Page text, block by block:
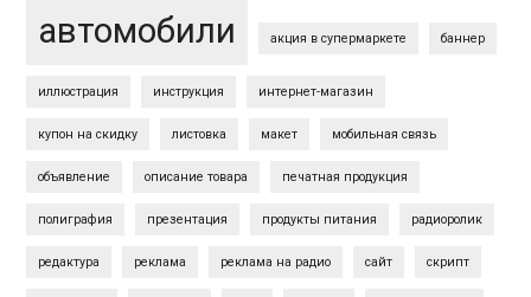
автомобили акция в супермаркете баннер
иллюстрация инструкция интернет-магазин
купон на скидку листовка макет мобильная связь
объявление описание товара печатная продукция
полиграфия презентация продукты питания радиоролик
редактура реклама реклама на радио сайт скрипт